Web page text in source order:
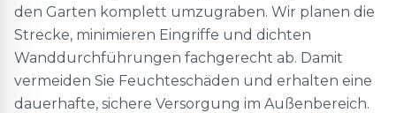
den Garten komplett umzugraben. Wir planen die
Strecke, minimieren Eingriffe und dichten
Wanddurchführungen fachgerecht ab. Damit
vermeiden Sie Feuchteschäden und erhalten eine
dauerhafte, sichere Versorgung im Außenbereich.